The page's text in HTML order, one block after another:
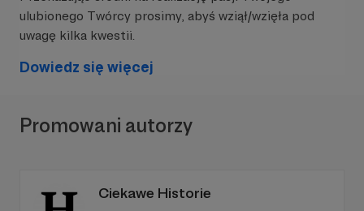
Jak widać, nie rzucam słów na wiatr i plan jest
relaizowany.
ulubionego Twórcy prosimy, abyś wziął/wzięła pod
uwagę kilka kwestii.
Dowiedz się więcej
Promowani autorzy
Ciekawe Historie